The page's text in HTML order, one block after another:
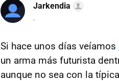
Jarkendia
.
Si hace unos días veíamos
un arma más futurista
aunque no sea con la